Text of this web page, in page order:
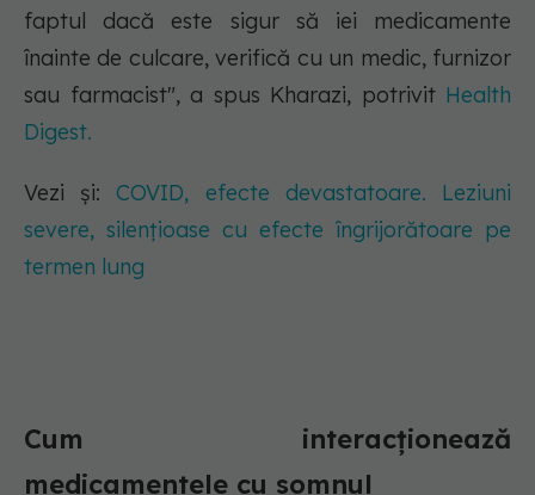
faptul dacă este sigur să iei medicamente
înainte de culcare, verifică cu un medic, furnizor
sau farmacist", a spus Kharazi, potrivit Health
Digest.
Vezi și:COVID, efecte devastatoare. Leziuni
severe, silențioase cu efecte îngrijorătoare pe
termen lung
Cum interacționează
medicamentele cu somnul